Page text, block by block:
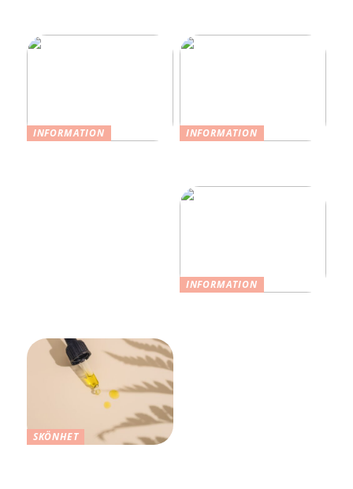
INFORMATION
INFORMATION
INFORMATION
SKÖNHET